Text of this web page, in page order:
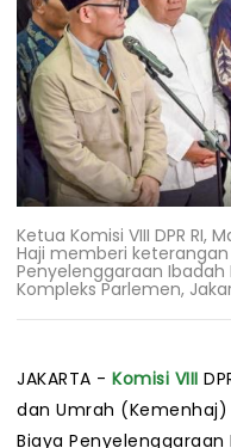
Ketua Komisi VIII DPR RI,
Haji memberi
Penyelenggaraan Ibadah
Kompleks Parlemen,
JAKARTA - Komisi VIII
dan Umrah
Biaya Penyelenggaraan